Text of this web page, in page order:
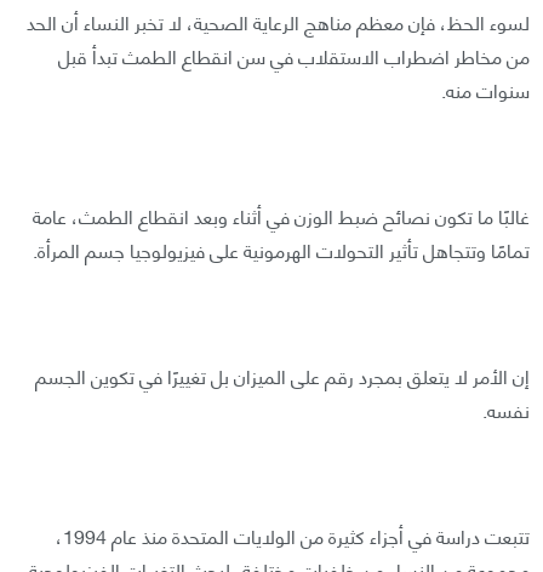
لسوء الحظ، فإن معظم مناهج الرعاية الصحية، لا تخبر النساء أن الحد
من مخاطر اضطراب الاستقلاب في سن انقطاع الطمث تبدأ قبل
سنوات منه.
غالبًا ما تكون نصائح ضبط الوزن في أثناء وبعد انقطاع الطمث، عامة
تمامًا وتتجاهل تأثير التحولات الهرمونية على فيزيولوجيا جسم المرأة.
إن الأمر لا يتعلق بمجرد رقم على الميزان بل تغييرًا في تكوين الجسم
نفسه.
تتبعت دراسة في أجزاء كثيرة من الولايات المتحدة منذ عام 1994،